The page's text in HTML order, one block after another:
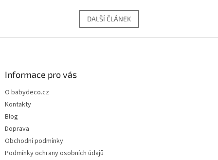
DALŠÍ ČLÁNEK
Informace pro vás
O babydeco.cz
Kontakty
Blog
Doprava
Obchodní podmínky
Podmínky ochrany osobních údajů